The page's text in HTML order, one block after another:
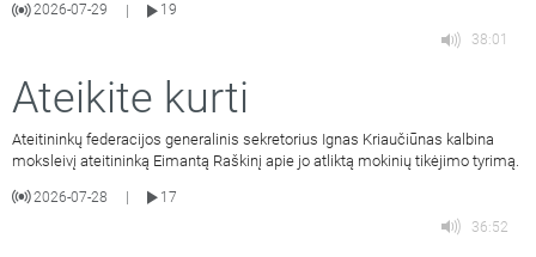
2026-07-29
19
38:01
Ateikite kurti
Ateitininkų federacijos generalinis sekretorius Ignas Kriaučiūnas kalbina
moksleivį ateitininką Eimantą Raškinį apie jo atliktą mokinių tikėjimo tyrimą.
2026-07-28
17
36:52